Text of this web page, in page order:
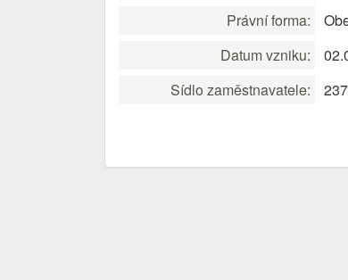
Právní forma:
Datum vzniku:
Sídlo zaměstnavatele: